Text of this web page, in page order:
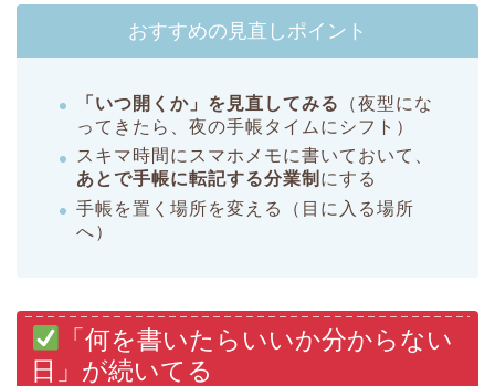
おすすめの見直しポイント
「いつ開くか」を見直してみる
（夜型にな
ってきたら、夜の手帳タイムにシフト）
スキマ時間にスマホメモに書いておいて、
あとで手帳に転記する分業制 にする
手帳を置く場所を変える（目に入る場所
へ）
「何を書いたらいいか分からない
日」が続いてる